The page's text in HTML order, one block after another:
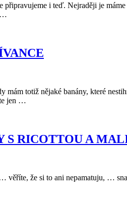
připravujeme i teď. Nejraději je
…
mám totiž nějaké banány, které
jen …
S RICOTTOU A
věříte, že si to ani nepamatuju, …